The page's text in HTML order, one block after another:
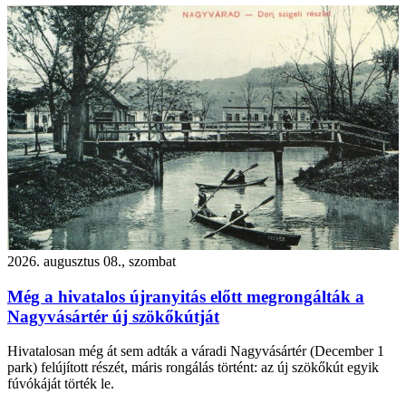
2026. augusztus 08., szombat
Még a hivatalos újranyitás előtt megrongálták a
Nagyvásártér új szökőkútját
Hivatalosan még át sem adták a váradi Nagyvásártér (December 1
park) felújított részét, máris rongálás történt: az új szökőkút egyik
fúvókáját törték le.